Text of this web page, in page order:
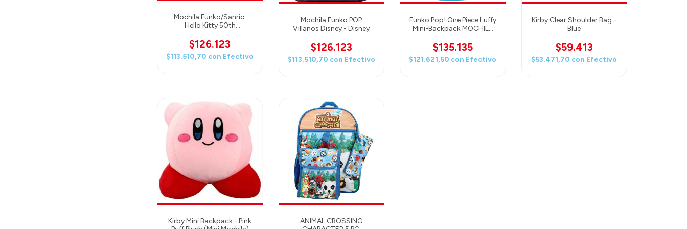
Mochila Funko/Sanrio:
Hello Kitty 50th
Cake Mini-Backpack
$126.123
$113.510,70 con Efectivo
Mochila Funko POP
Villanos Disney - Disney
$126.123
$113.510,70 con Efectivo
Funko Pop! One Piece Luffy
Mini-Backpack MOCHILA
$135.135
$121.621,50 con Efectivo
Kirby Clear Shoulder Bag -
Blue
$59.413
$53.471,70 con Efectivo
Kirby Mini Backpack - Pink
ANIMAL CROSSING